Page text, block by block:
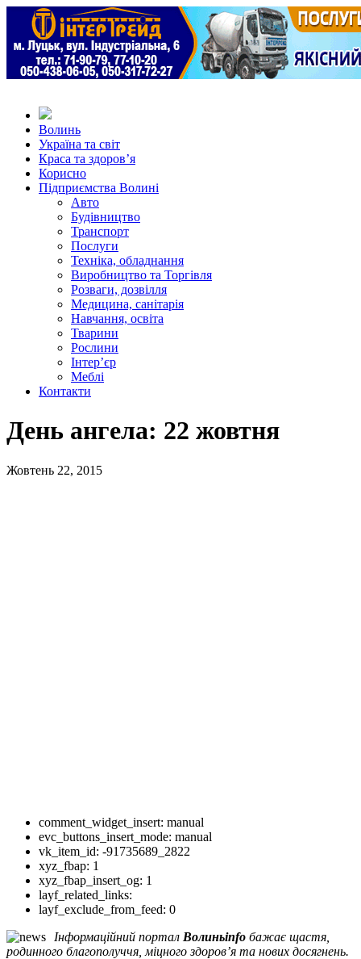
Волинь
Україна та світ
Краса та здоров’я
Корисно
Підприємства Волині
Авто
Будівництво
Транспорт
Послуги
Техніка, обладнання
Виробництво та Торгівля
Розваги, дозвілля
Медицина, санітарія
Навчання, освіта
Тварини
Рослини
Інтер’єр
Меблі
Контакти
День ангела: 22 жовтня
Жовтень 22, 2015
comment_widget_insert: manual
evc_buttons_insert_mode: manual
vk_item_id: -91735689_2822
xyz_fbap: 1
xyz_fbap_insert_og: 1
layf_related_links:
layf_exclude_from_feed: 0
Інформаційний портал Волиньinfo бажає щастя,
родинного благополуччя, міцного здоров’я та нових досягнень.